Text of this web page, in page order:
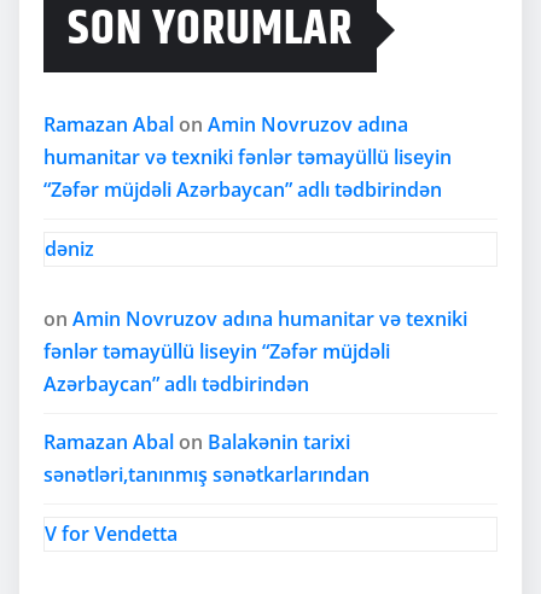
SON YORUMLAR
Ramazan Abal on Amin Novruzov adına
humanitar və texniki fənlər təmayüllü liseyin
“Zəfər müjdəli Azərbaycan” adlı tədbirindən
dəniz
on Amin Novruzov adına humanitar və texniki
fənlər təmayüllü liseyin “Zəfər müjdəli
Azərbaycan” adlı tədbirindən
Ramazan Abal on Balakənin tarixi
sənətləri,tanınmış sənətkarlarından
V for Vendetta